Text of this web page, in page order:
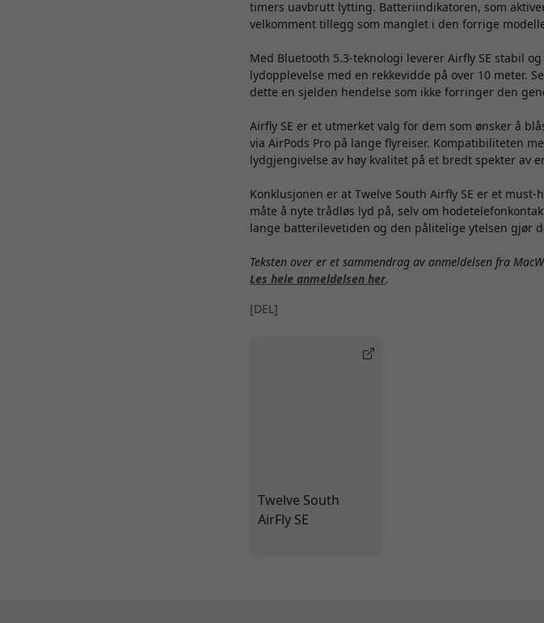
timers uavbrutt lytting. Batteriindikatoren, som
velkomment tillegg som manglet i den forrige
Med Bluetooth 5.3-teknologi leverer Airfly SE stabil
lydopplevelse med en rekkevidde på over 10 meter.
dette en sjelden hendelse som ikke forringer den
Airfly SE er et utmerket valg for dem som ønsker å
via AirPods Pro på lange flyreiser. Kompatibiliteten
lydgjengivelse av høy kvalitet på et bredt spekter av
Konklusjonen er at Twelve South Airfly SE er et
måte å nyte trådløs lyd på, selv om
lange batterilevetiden og den pålitelige ytelsen gjør
Teksten over er et sammendrag av anmeldelsen fra
Les hele anmeldelsen her.
[DEL]
Twelve South
AirFly SE